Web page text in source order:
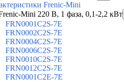
Frenic-Mini
Mini 220 В, 1 фаза, 0,1-2,2 кВт
FRN0001C2S-7E
FRN0002C2S-7E
FRN0004C2S-7E
FRN0006C2S-7E
FRN0010C2S-7E
FRN0012C2S-7E
FRN0001C2E-7E